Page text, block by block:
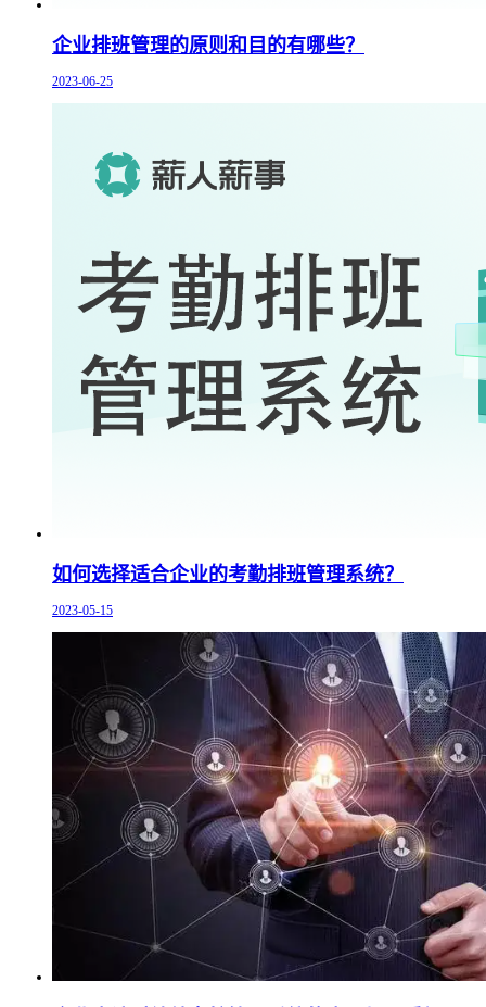
企业排班管理的原则和目的有哪些？
2023-06-25
如何选择适合企业的考勤排班管理系统？
2023-05-15